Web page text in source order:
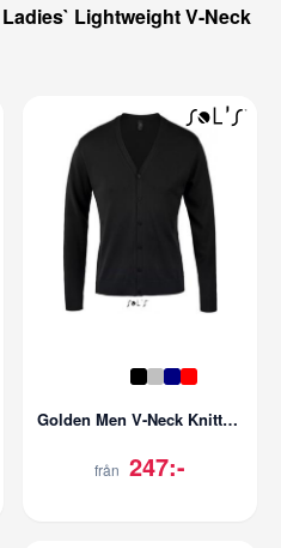
Ladies` Lightweight V-Neck
Golden Men V-Neck Knitted Cardigan
från 247:-